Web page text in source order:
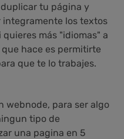
tu página y
los textos
más "idiomas" a
hace es permitirte
que te lo trabajes.
webnode, para ser algo
tipo de
una pagina en 5